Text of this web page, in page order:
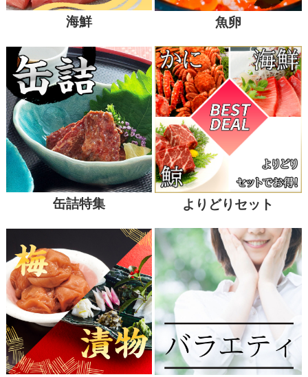
海鮮 魚卵
缶詰特集 よりどりセット